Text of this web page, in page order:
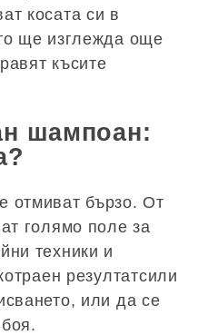
косата си в
ще изглежда още
късите
шампоан:
отмиват бързо. От
голямо поле за
техники и
резултатсили
или да се